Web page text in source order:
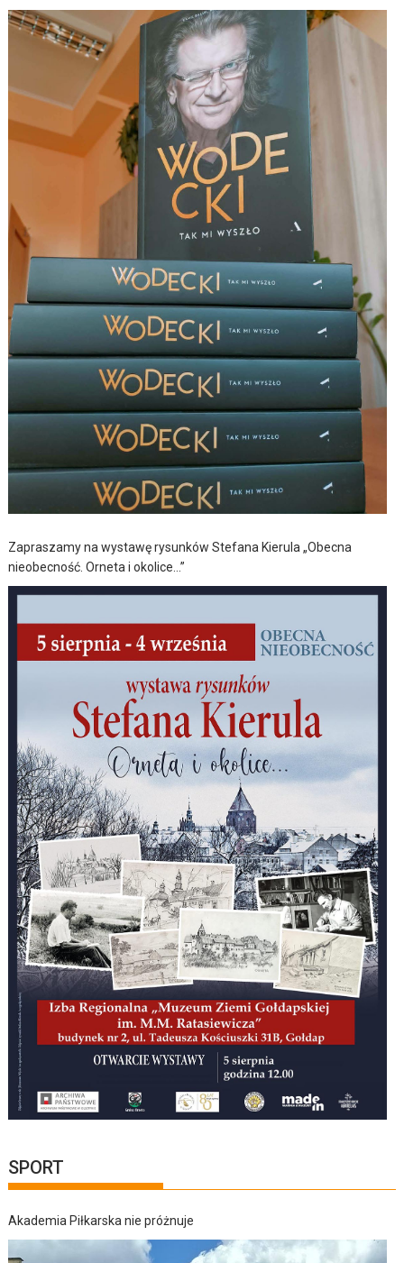
Zapraszamy na wystawę rysunków Stefana Kierula „Obecna
nieobecność. Orneta i okolice…”
SPORT
Akademia Piłkarska nie próżnuje